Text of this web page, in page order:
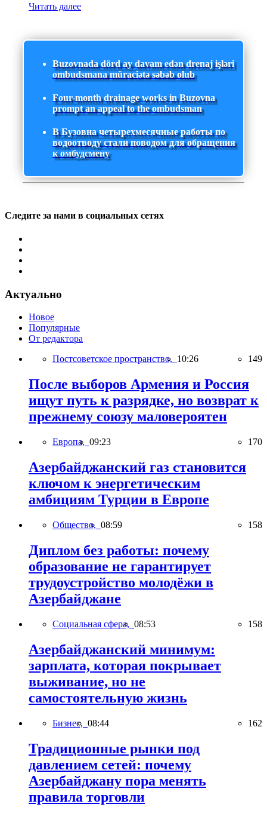
Читать далее
Buzovnada dörd ay davam edən drenaj işləri
ombudsmana müraciətə səbəb olub
Four-month drainage works in Buzovna
prompt an appeal to the ombudsman
В Бузовна четырехмесячные работы по
водоотводу стали поводом для обращения
к омбудсмену
Следите за нами в социальных сетях
Актуально
Новое
Популярные
От редактора
Постсоветское пространство, 10:26 149
После выборов Армения и Россия
ищут путь к разрядке, но возврат к
прежнему союзу маловероятен
Европа, 09:23 170
Азербайджанский газ становится
ключом к энергетическим
амбициям Турции в Европе
Общество, 08:59 158
Диплом без работы: почему
образование не гарантирует
трудоустройство молодёжи в
Азербайджане
Социальная сфера, 08:53 158
Азербайджанский минимум:
зарплата, которая покрывает
выживание, но не
самостоятельную жизнь
Бизнес, 08:44 162
Традиционные рынки под
давлением сетей: почему
Азербайджану пора менять
правила торговли